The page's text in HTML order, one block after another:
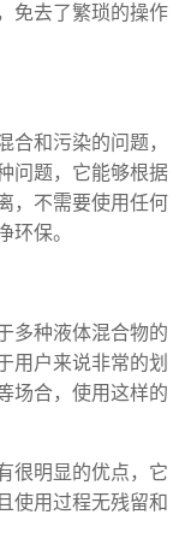
免去了繁琐的操作
合和污染的问题，
问题，它能够根据
，不需要使用任何
环保。
多种液体混合物的
用户来说非常的划
场合，使用这样的
很明显的优点，它
使用过程无残留和